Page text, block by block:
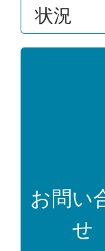
状況
お問い
せ